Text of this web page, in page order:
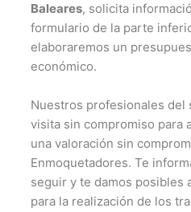
Baleares, solicita
formulario de la parte
elaboraremos un
económico.
Nuestros profesionales del
visita sin compromiso para
una valoración sin
Enmoquetadores. Te
seguir y te damos posibles
para la realización de los